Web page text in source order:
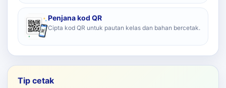
Penjana kod QR
Cipta kod QR untuk pautan kelas dan bahan bercetak.
Tip cetak